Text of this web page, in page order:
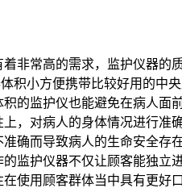
非常高的需求，监护仪器
积小方便携带比较好用的中
的监护仪也能避免在病人
，对病人的身体情况进行
确而导致病人的生命安全
监护仪器不仅让顾客能独
使用顾客群体当中具有更